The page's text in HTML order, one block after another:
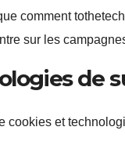
comment
sur les
de
cookies et